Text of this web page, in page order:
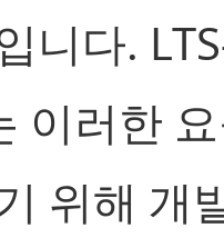
니다.
이러한
위해 개